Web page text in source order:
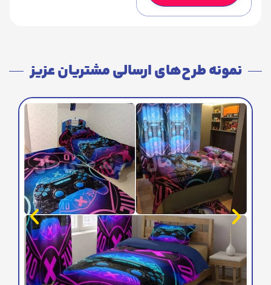
نمونه طرح‌های ارسالی مشتریان عزیز